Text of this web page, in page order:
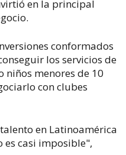
en la principal
conformados
los servicios de
niños menores de 10
con clubes
en Latinoamérica
es casi imposible",